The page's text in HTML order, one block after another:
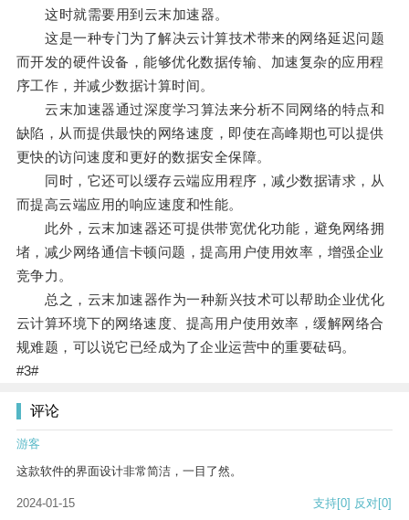
这时就需要用到云末加速器。
这是一种专门为了解决云计算技术带来的网络延迟问题
而开发的硬件设备，能够优化数据传输、加速复杂的应用程
序工作，并减少数据计算时间。
云末加速器通过深度学习算法来分析不同网络的特点和
缺陷，从而提供最快的网络速度，即使在高峰期也可以提供
更快的访问速度和更好的数据安全保障。
同时，它还可以缓存云端应用程序，减少数据请求，从
而提高云端应用的响应速度和性能。
此外，云末加速器还可提供带宽优化功能，避免网络拥
堵，减少网络通信卡顿问题，提高用户使用效率，增强企业
竞争力。
总之，云末加速器作为一种新兴技术可以帮助企业优化
云计算环境下的网络速度、提高用户使用效率，缓解网络合
规难题，可以说它已经成为了企业运营中的重要砝码。
#3#
评论
游客
这款软件的界面设计非常简洁，一目了然。
2024-01-15 支持[0] 反对[0]